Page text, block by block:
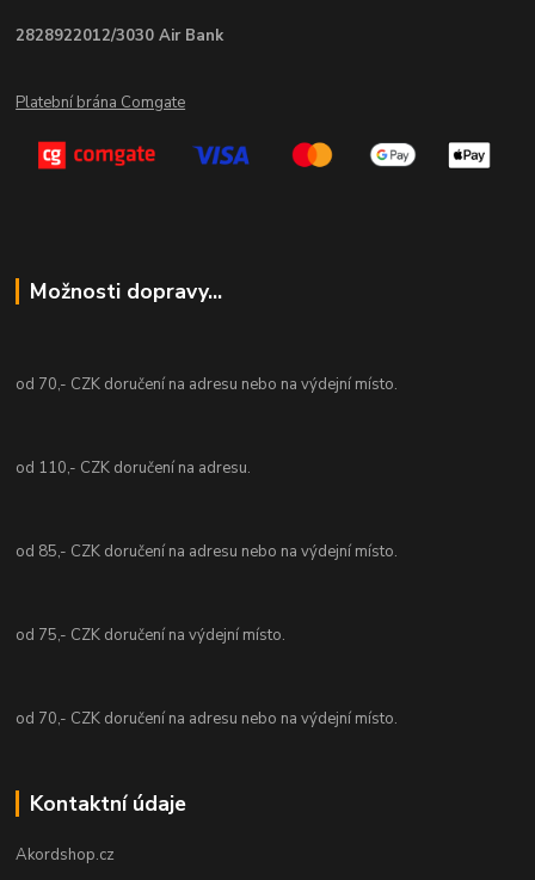
2828922012/3030 Air Bank
Platební brána Comgate
Možnosti dopravy...
od 70,- CZK doručení na adresu nebo na výdejní místo.
od 110,- CZK doručení na adresu.
od 85,- CZK doručení na adresu nebo na výdejní místo.
od 75,- CZK doručení na výdejní místo.
od 70,- CZK doručení na adresu nebo na výdejní místo.
Kontaktní údaje
Akordshop.cz